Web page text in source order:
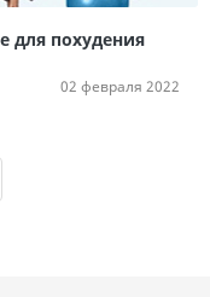
для похудения
02 февраля 2022